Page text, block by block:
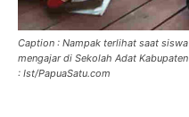
Caption : Nampak terlihat saat
mengajar di Sekolah Adat
: Ist/PapuaSatu.com